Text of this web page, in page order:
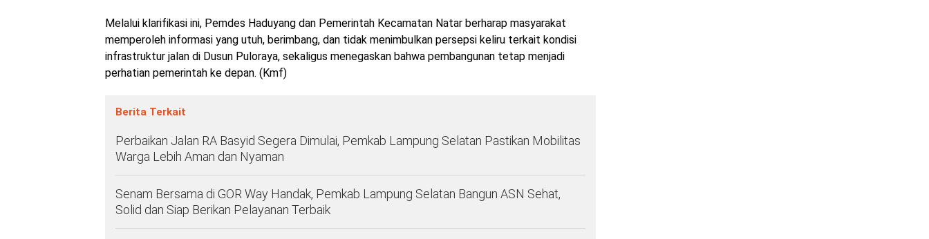
Melalui klarifikasi ini, Pemdes Haduyang dan Pemerintah Kecamatan Natar berharap masyarakat
memperoleh informasi yang utuh, berimbang, dan tidak menimbulkan persepsi keliru terkait kondisi
infrastruktur jalan di Dusun Puloraya, sekaligus menegaskan bahwa pembangunan tetap menjadi
perhatian pemerintah ke depan. (Kmf)
Berita Terkait
Perbaikan Jalan RA Basyid Segera Dimulai, Pemkab Lampung Selatan Pastikan Mobilitas
Warga Lebih Aman dan Nyaman
Senam Bersama di GOR Way Handak, Pemkab Lampung Selatan Bangun ASN Sehat,
Solid dan Siap Berikan Pelayanan Terbaik